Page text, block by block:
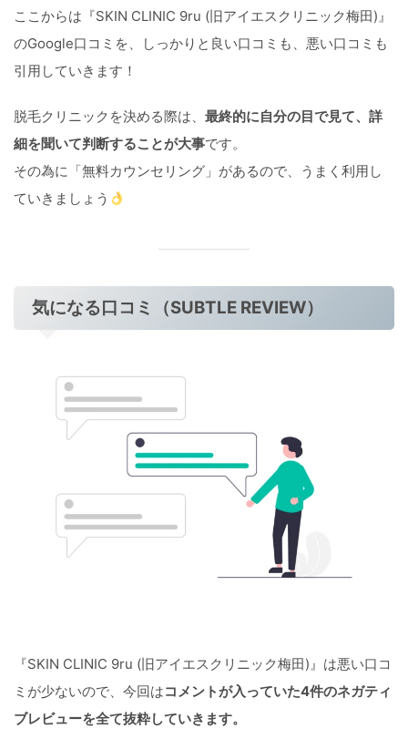
ここからは『SKIN CLINIC 9ru (旧アイエスクリニック梅田)』
のGoogle口コミを、しっかりと良い口コミも、悪い口コミも
引用していきます！
脱毛クリニックを決める際は、 最終的に自分の目で見て、詳
細を聞いて判断することが大事です。
その為に「無料カウンセリング」があるので、うまく利用し
ていきましょう
気になる口コミ（SUBTLE REVIEW）
『SKIN CLINIC 9ru (旧アイエスクリニック梅田)』は悪い口コ
ミが少ないので、今回はコメントが入っていた4件のネガティ
ブレビューを全て抜粋していきます。